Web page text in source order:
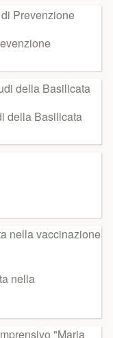
della Basilicata
nella